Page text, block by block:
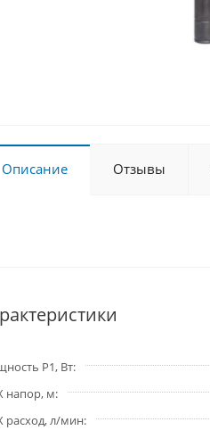
Описание Отзывы
P1, Вт
напор, м
расход, л/мин